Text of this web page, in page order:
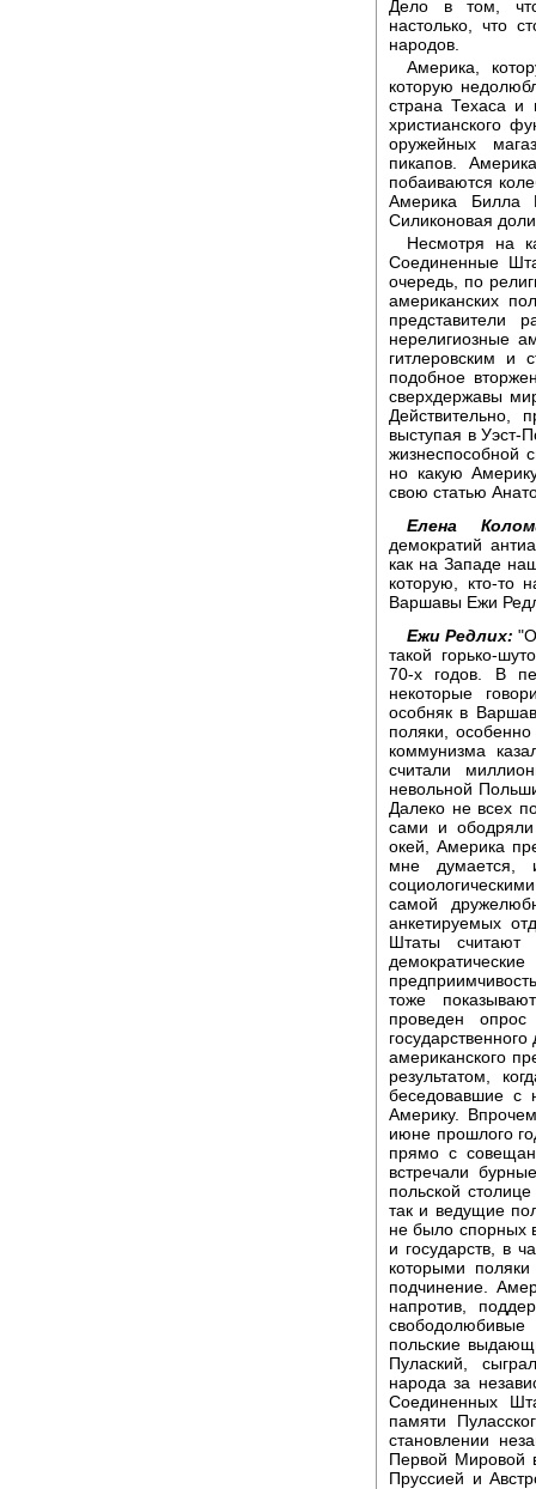
Дело в том,
настолько, что
народов.
Америка,
которую
страна Техаса
христианского
оружейных
пикапов.
побаиваются
Америка Билла
Силиконовая
Несмотря на
Соединенные
очередь, по
американских
представители
нерелигиозные
гитлеровским и
подобное
сверхдержавы
Действительно,
выступая в Уэст-
жизнеспособной
но какую
свою статью
Елена
демократий
как на Западе
которую, кто-то
Варшавы Ежи
Ежи Редлих:
такой горько-
70-х годов. В
некоторые
особняк в
поляки,
коммунизма
считали
невольной
Далеко не всех
сами и ободряли
окей, Америка
мне думается,
самой
анкетируемых
Штаты считают
тоже
проведен опрос
американского
результатом,
беседовавшие с
Америку.
июне прошлого
прямо с
встречали
польской
так и ведущие
не было спорных
и государств, в
которыми
подчинение.
напротив,
польские
Пулаский,
народа за
Соединенных
памяти
становлении
Первой Мировой
Пруссией и